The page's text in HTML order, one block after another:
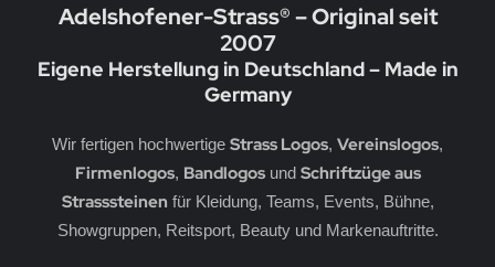
Adelshofener-Strass® – Original seit
2007
Eigene Herstellung in Deutschland – Made in
Germany
Wir fertigen hochwertige Strass Logos, Vereinslogos,
Firmenlogos, Bandlogosund Schriftzüge aus
Strasssteinen für Kleidung, Teams, Events, Bühne,
Showgruppen, Reitsport, Beauty und Markenauftritte.